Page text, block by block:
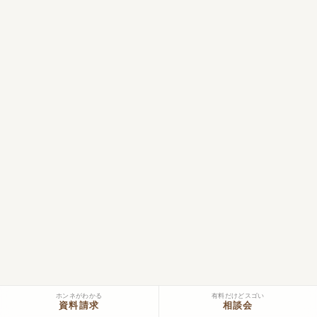
ホンネがわかる
資料請求
有料だけどスゴい
相談会